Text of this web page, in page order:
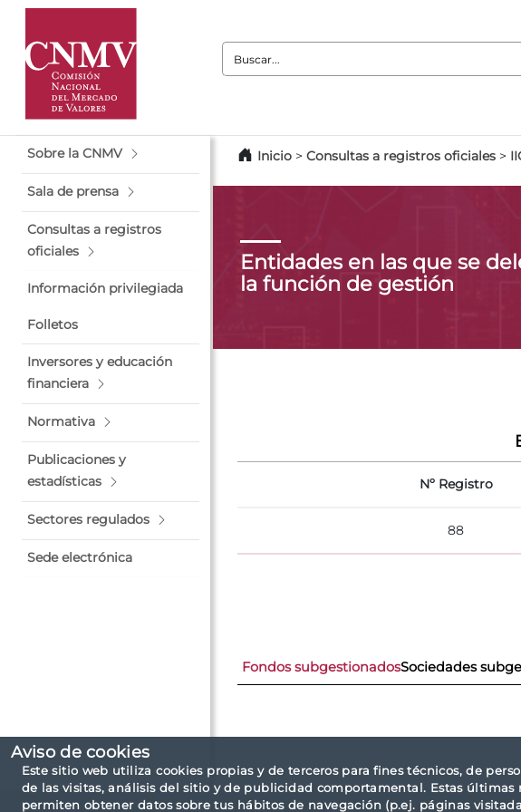
Aviso de cookies
Este sitio web utiliza cookies propias y de terceros para fines técnicos, de
de las visitas, análisis del sitio y de publicidad comportamental. Estas últimas
permiten obtener datos sobre tus hábitos de navegación (p.ej. páginas
Buscar:
Sobre la CNMV
Sala de prensa
Consultas a registros
oficiales
Información privilegiada
Folletos
Inversores y educación
financiera
Normativa
Publicaciones y
estadísticas
Sectores regulados
Sede electrónica
Inicio > Consultas a registros oficiales >
Entidades en las que se
la función de gestión
Nº Registro
88
Fondos subgestionadosSociedades